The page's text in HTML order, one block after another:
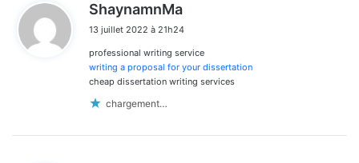
ShaynamnMa
t
:
13 juillet 2022 à 21h24
professional writing service
writing a proposal for your dissertation
cheap dissertation writing services
chargement…